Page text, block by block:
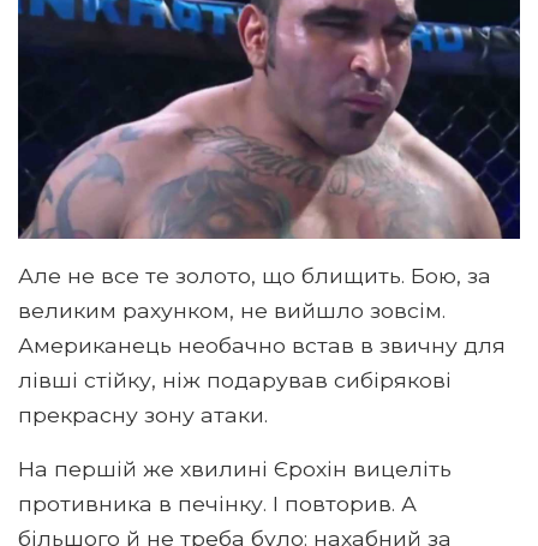
Але не все те золото, що блищить. Бою, за
великим рахунком, не вийшло зовсім.
Американець необачно встав в звичну для
лівші стійку, ніж подарував сибірякові
прекрасну зону атаки.
На першій же хвилині Єрохін вицеліть
противника в печінку. І повторив. А
більшого й не треба було: нахабний за